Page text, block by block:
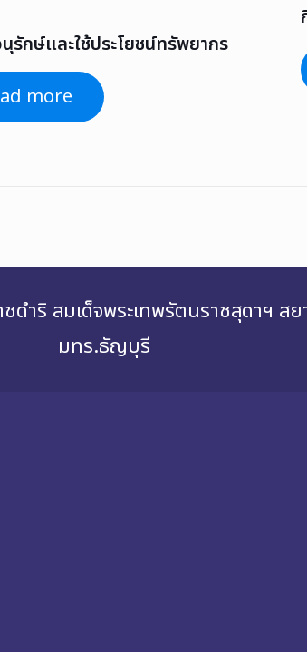
รักษ์และใช้ประโยชน์ทรัพยากร
more
ำริ สมเด็จพระเทพรัตนราชสุดาฯ ส
มทร.ธัญบุรี